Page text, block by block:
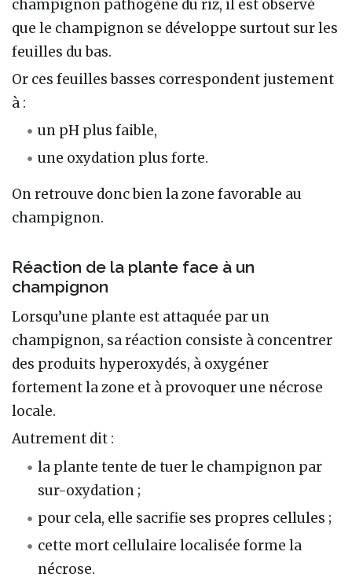
champignon pathogène du riz, il est observé
que le champignon se développe surtout sur les
feuilles du bas.
Or ces feuilles basses correspondent justement
à :
un pH plus faible,
une oxydation plus forte.
On retrouve donc bien la zone favorable au
champignon.
Réaction de la plante face à un
champignon
Lorsqu’une plante est attaquée par un
champignon, sa réaction consiste à concentrer
des produits hyperoxydés, à oxygéner
fortement la zone et à provoquer une nécrose
locale.
Autrement dit :
la plante tente de tuer le champignon par
sur-oxydation ;
pour cela, elle sacrifie ses propres cellules ;
cette mort cellulaire localisée forme la
nécrose.